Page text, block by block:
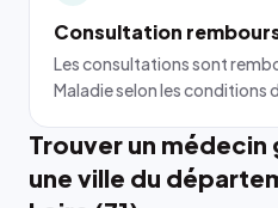
Consultation
Les consultations sont
Maladie selon les conditions
Trouver un médecin
une ville du